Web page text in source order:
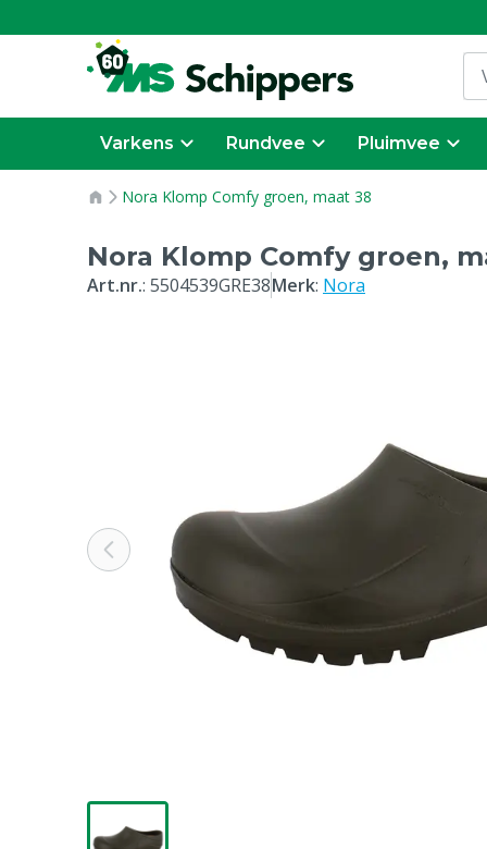
Varkens Rundvee Pluimvee
Nora Klomp Comfy groen, maat 38
Nora Klomp Comfy groen,
Art.nr.: 5504539GRE38Merk: Nora